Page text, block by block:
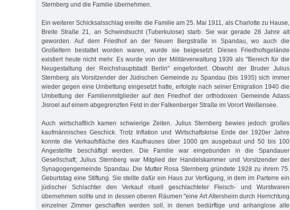
Sternberg und die Familie übernehmen.
Ein weiterer Schicksalsschlag ereilte die Familie am 25. Mai 1911, als Charlotte zu Hause,
Breite Straße 21, an Schwindsucht (Tuberkulose) starb. Sie war gerade 28 Jahre alt
geworden. Auf dem Friedhof an der Neuen Bergstraße in Spandau, wo auch die
Großeltern bestattet worden waren, wurde sie beigesetzt. Dieses Friedhofsgelände
existiert heute nicht mehr. Es wurde von der Militärverwaltung 1939 als "Bereich für die
Neugestaltung der Reichshauptstadt Berlin" eingefordert. Obwohl der Bruder Julius
Sternberg als Vorsitzender der Jüdischen Gemeinde zu Spandau (bis 1935) sich immer
wieder gegen eine Umbettung eingesetzt hatte, erfolgte nach seiner Emigration 1940 die
Umbettung der Familienmitglieder auf den Friedhof der orthodoxen Gemeinde Adass
Jisroel auf einem abgegrenzten Feld in der Falkenberger Straße im Vorort Weißensee.
Auch wirtschaftlich kamen schwierige Zeiten. Julius Sternberg bewies jedoch großes
kaufmännisches Geschick. Trotz Inflation und Wirtschaftskrise Ende der 1920er Jahre
konnte die Verkaufsfläche des Kaufhauses über 1000 qm ausgebaut und 50 bis 100
Angestellte beschäftigt werden. Die Familie war eingebunden in die Spandauer
Gesellschaft; Julius Sternberg war Mitglied der Handelskammer und Vorsitzender der
Synagogengemeinde Spandau. Die Mutter Rosa Sternberg gründete 1928 zu ihrem 75.
Geburtstag eine Stiftung. Sie stellte dafür ein Haus zur Verfügung, in dem im Parterre ein
jüdischer Schlachter den Verkauf rituell geschlachteter Fleisch- und Wurstwaren
übernehmen sollte und in dessen oberen Räumen "eine Art Altersheim durch Herrichtung
einzelner Zimmer geschaffen werden soll, in denen bedürftige und anhanglose alte